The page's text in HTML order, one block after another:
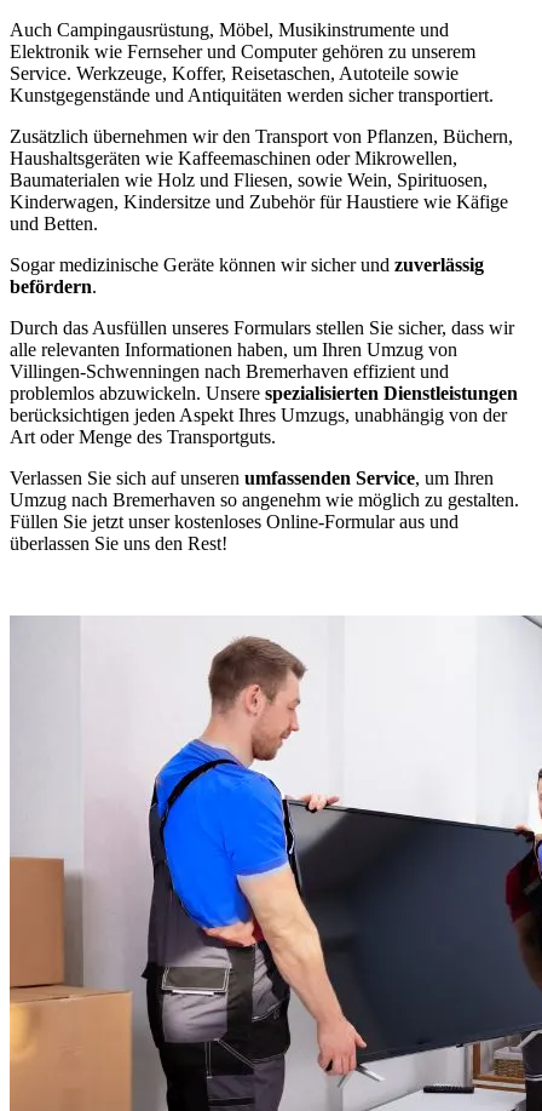
Auch Campingausrüstung, Möbel, Musikinstrumente und
Elektronik wie Fernseher und Computer gehören zu unserem
Service. Werkzeuge, Koffer, Reisetaschen, Autoteile sowie
Kunstgegenstände und Antiquitäten werden sicher transportiert.
Zusätzlich übernehmen wir den Transport von Pflanzen, Büchern,
Haushaltsgeräten wie Kaffeemaschinen oder Mikrowellen,
Baumaterialen wie Holz und Fliesen, sowie Wein, Spirituosen,
Kinderwagen, Kindersitze und Zubehör für Haustiere wie Käfige
und Betten.
Sogar medizinische Geräte können wir sicher und zuverlässig
befördern.
Durch das Ausfüllen unseres Formulars stellen Sie sicher, dass wir
alle relevanten Informationen haben, um Ihren Umzug von
Villingen-Schwenningen nach Bremerhaven effizient und
problemlos abzuwickeln. Unsere spezialisierten Dienstleistungen
berücksichtigen jeden Aspekt Ihres Umzugs, unabhängig von der
Art oder Menge des Transportguts.
Verlassen Sie sich auf unseren umfassenden Service, um Ihren
Umzug nach Bremerhaven so angenehm wie möglich zu gestalten.
Füllen Sie jetzt unser kostenloses Online-Formular aus und
überlassen Sie uns den Rest!